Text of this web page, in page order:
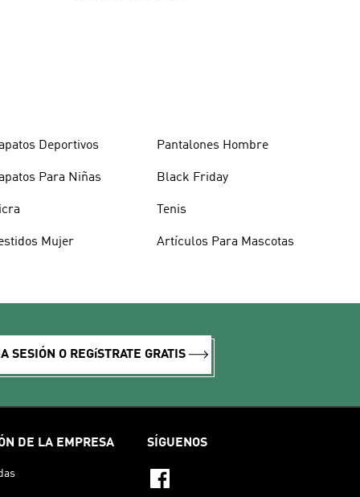
Deportivos
Para Niñas
Mujer
Pantalones Hombre
Black Friday
Tenis
Artículos Para Mascotas
SESIÓN O REGíSTRATE GRATIS
DE LA EMPRESA SÍGUENOS